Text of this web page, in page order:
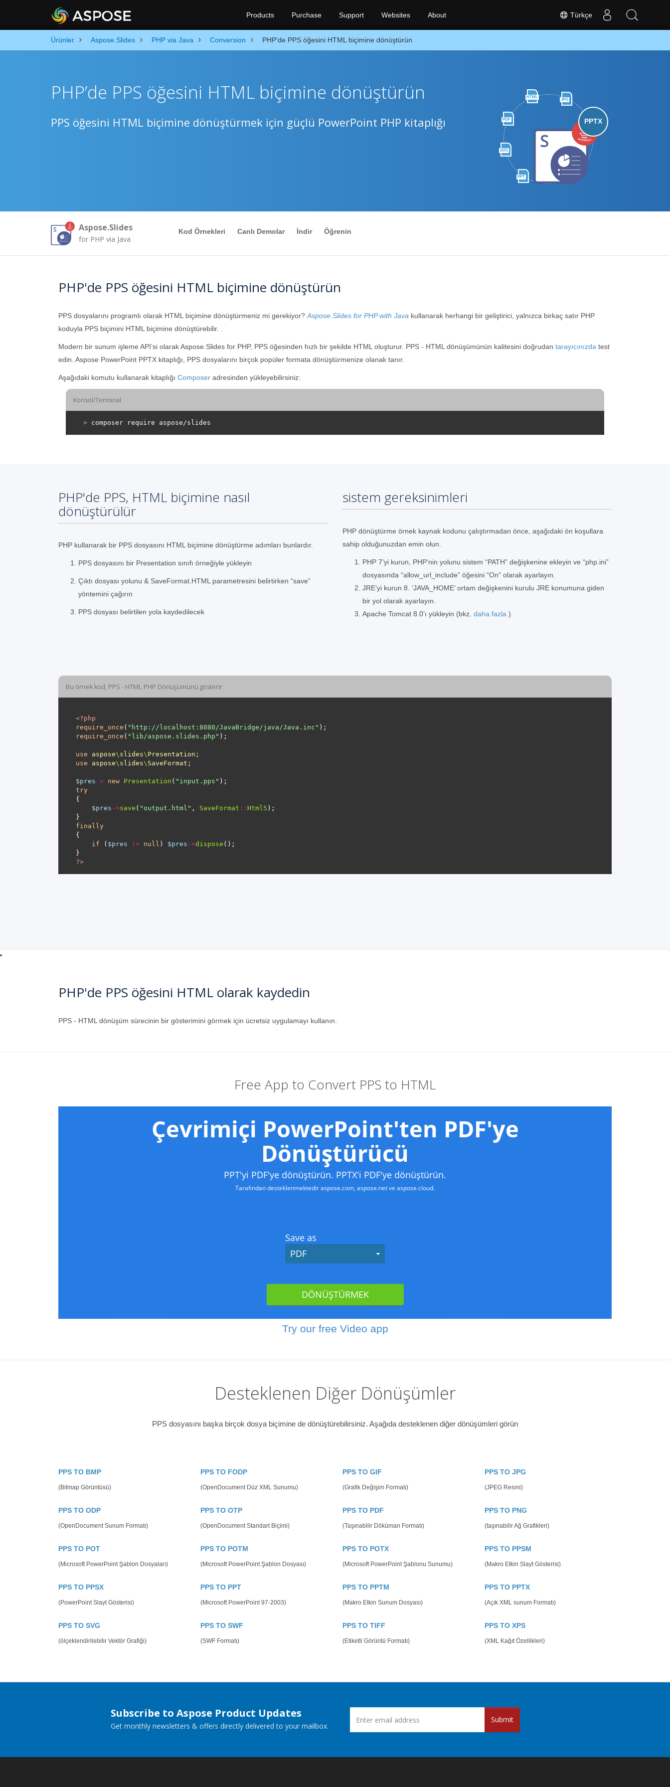
Türkçe
Products Purchase Support Websites About
Ürünler Aspose.Slides PHP via Java Conversion PHP'de PPS öğesini HTML biçimine dönüştürün
HTML
JPG
PDF
SVG
PPT
PPTX
PHP’de PPS öğesini HTML biçimine dönüştürün
PPS öğesini HTML biçimine dönüştürmek için güçlü PowerPoint PHP kitaplığı
Aspose.Slides
for PHP via Java
Kod Örnekleri Canlı Demolar İndir Öğrenin
PHP'de PPS öğesini HTML biçimine dönüştürün
PPS dosyalarını programlı olarak HTML biçimine dönüştürmeniz mi gerekiyor? Aspose.Slides for PHP with Java kullanarak herhangi bir geliştirici, yalnızca birkaç satır PHP
koduyla PPS biçimini HTML biçimine dönüştürebilir. .
Modern bir sunum işleme API’si olarak Aspose.Slides for PHP, PPS öğesinden hızlı bir şekilde HTML oluşturur. PPS - HTML dönüşümünün kalitesini doğrudan tarayıcınızda test
edin. Aspose PowerPoint PPTX kitaplığı, PPS dosyalarını birçok popüler formata dönüştürmenize olanak tanır.
Aşağıdaki komutu kullanarak kitaplığı Composer adresinden yükleyebilirsiniz:
Konsol/Terminal
> composer require aspose/slides
PHP'de PPS, HTML biçimine nasıl
dönüştürülür
PHP kullanarak bir PPS dosyasını HTML biçimine dönüştürme adımları bunlardır.
PPS dosyasını bir Presentation sınıfı örneğiyle yükleyin
Çıktı dosyası yolunu & SaveFormat.HTML parametresini belirtirken “save”
yöntemini çağırın
PPS dosyası belirtilen yola kaydedilecek
sistem gereksinimleri
PHP dönüştürme örnek kaynak kodunu çalıştırmadan önce, aşağıdaki ön koşullara
sahip olduğunuzdan emin olun.
PHP 7’yi kurun, PHP’nin yolunu sistem “PATH” değişkenine ekleyin ve “php.ini”
dosyasında “allow_url_include” öğesini “On” olarak ayarlayın.
JRE’yi kurun 8. ‘JAVA_HOME’ ortam değişkenini kurulu JRE konumuna giden
bir yol olarak ayarlayın.
Apache Tomcat 8.0’ı yükleyin (bkz. daha fazla ).
Bu örnek kod, PPS - HTML PHP Dönüşümünü gösterir
<?php
require_once ( "http://localhost:8080/JavaBridge/java/Java.inc"
require_once ( "lib/aspose.slides.php"
use aspose\ slides\ Presentation
use
aspose\ slides\ SaveFormat
$pres = new Presentation ( "input.pps"
try
$pres ->save ( "output.html" , SaveFormat :: Html5
finally
if ( $pres != null ) $pres ->dispose
?>
PHP'de PPS öğesini HTML olarak kaydedin
PPS - HTML dönüşüm sürecinin bir gösterimini görmek için ücretsiz uygulamayı kullanın.
Free App to Convert PPS to HTML
Try our free Video app
Desteklenen Diğer Dönüşümler
PPS dosyasını başka birçok dosya biçimine de dönüştürebilirsiniz. Aşağıda desteklenen diğer dönüşümleri görün
PPS TO BMP
(Bitmap Görüntüsü)
PPS TO FODP
(OpenDocument Düz XML Sunumu)
PPS TO GIF
(Grafik Değişim Formatı)
PPS TO JPG
(JPEG Resmi)
PPS TO ODP
(OpenDocument Sunum Formatı)
PPS TO OTP
(OpenDocument Standart Biçimi)
PPS TO PDF
(Taşınabilir Döküman Formatı)
PPS TO PNG
(taşınabilir Ağ Grafikleri)
PPS TO POT
(Microsoft PowerPoint Şablon Dosyaları)
PPS TO POTM
(Microsoft PowerPoint Şablon Dosyası)
PPS TO POTX
(Microsoft PowerPoint Şablonu Sunumu)
PPS TO PPSM
(Makro Etkin Slayt Gösterisi)
PPS TO PPSX
(PowerPoint Slayt Gösterisi)
PPS TO PPT
(Microsoft PowerPoint 97-2003)
PPS TO PPTM
(Makro Etkin Sunum Dosyası)
PPS TO PPTX
(Açık XML sunum Formatı)
PPS TO SVG
(ölçeklendirilebilir Vektör Grafiği)
PPS TO SWF
(SWF Formatı)
PPS TO TIFF
(Etiketli Görüntü Formatı)
PPS TO XPS
(XML Kağıt Özellikleri)
Subscribe to Aspose Product Updates
Get monthly newsletters & offers directly delivered to your mailbox.
Submit